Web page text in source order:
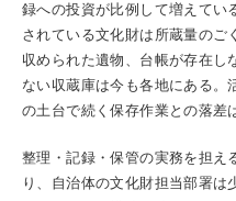
録への投資が比例して増えてい
されている文化財は所蔵量のご
収められた遺物、台帳が存在し
ない収蔵庫は今も各地にある。
の土台で続く保存作業との落差
整理・記録・保管の実務を担え
り、自治体の文化財担当部署は